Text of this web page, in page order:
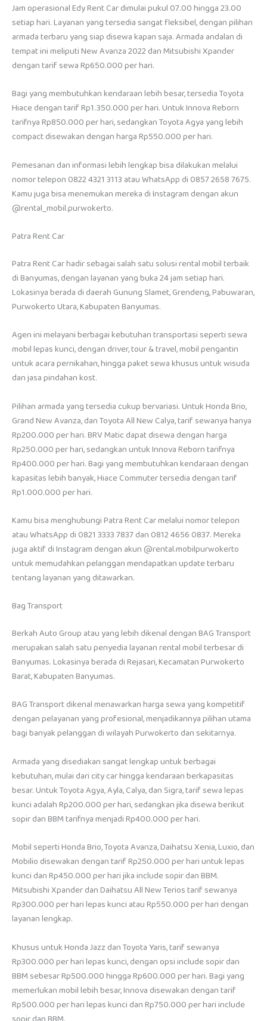
Jam operasional Edy Rent Car dimulai pukul 07.00 hingga 23.00
setiap hari. Layanan yang tersedia sangat fleksibel, dengan pilihan
armada terbaru yang siap disewa kapan saja. Armada andalan di
tempat ini meliputi New Avanza 2022 dan Mitsubishi Xpander
dengan tarif sewa Rp650.000 per hari.
Bagi yang membutuhkan kendaraan lebih besar, tersedia Toyota
Hiace dengan tarif Rp1.350.000 per hari. Untuk Innova Reborn
tarifnya Rp850.000 per hari, sedangkan Toyota Agya yang lebih
compact disewakan dengan harga Rp550.000 per hari.
Pemesanan dan informasi lebih lengkap bisa dilakukan melalui
nomor telepon 0822 4321 3113 atau WhatsApp di 0857 2658 7675.
Kamu juga bisa menemukan mereka di Instagram dengan akun
@rental_mobil.purwokerto.
Patra Rent Car
Patra Rent Car hadir sebagai salah satu solusi rental mobil terbaik
di Banyumas, dengan layanan yang buka 24 jam setiap hari.
Lokasinya berada di daerah Gunung Slamet, Grendeng, Pabuwaran,
Purwokerto Utara, Kabupaten Banyumas.
Agen ini melayani berbagai kebutuhan transportasi seperti sewa
mobil lepas kunci, dengan driver, tour & travel, mobil pengantin
untuk acara pernikahan, hingga paket sewa khusus untuk wisuda
dan jasa pindahan kost.
Pilihan armada yang tersedia cukup bervariasi. Untuk Honda Brio,
Grand New Avanza, dan Toyota All New Calya, tarif sewanya hanya
Rp200.000 per hari. BRV Matic dapat disewa dengan harga
Rp250.000 per hari, sedangkan untuk Innova Reborn tarifnya
Rp400.000 per hari. Bagi yang membutuhkan kendaraan dengan
kapasitas lebih banyak, Hiace Commuter tersedia dengan tarif
Rp1.000.000 per hari.
Kamu bisa menghubungi Patra Rent Car melalui nomor telepon
atau WhatsApp di 0821 3333 7837 dan 0812 4656 0837. Mereka
juga aktif di Instagram dengan akun @rental.mobilpurwokerto
untuk memudahkan pelanggan mendapatkan update terbaru
tentang layanan yang ditawarkan.
Bag Transport
Berkah Auto Group atau yang lebih dikenal dengan BAG Transport
merupakan salah satu penyedia layanan rental mobil terbesar di
Banyumas. Lokasinya berada di Rejasari, Kecamatan Purwokerto
Barat, Kabupaten Banyumas.
BAG Transport dikenal menawarkan harga sewa yang kompetitif
dengan pelayanan yang profesional, menjadikannya pilihan utama
bagi banyak pelanggan di wilayah Purwokerto dan sekitarnya.
Armada yang disediakan sangat lengkap untuk berbagai
kebutuhan, mulai dari city car hingga kendaraan berkapasitas
besar. Untuk Toyota Agya, Ayla, Calya, dan Sigra, tarif sewa lepas
kunci adalah Rp200.000 per hari, sedangkan jika disewa berikut
sopir dan BBM tarifnya menjadi Rp400.000 per hari.
Mobil seperti Honda Brio, Toyota Avanza, Daihatsu Xenia, Luxio, dan
Mobilio disewakan dengan tarif Rp250.000 per hari untuk lepas
kunci dan Rp450.000 per hari jika include sopir dan BBM.
Mitsubishi Xpander dan Daihatsu All New Terios tarif sewanya
Rp300.000 per hari lepas kunci atau Rp550.000 per hari dengan
layanan lengkap.
Khusus untuk Honda Jazz dan Toyota Yaris, tarif sewanya
Rp300.000 per hari lepas kunci, dengan opsi include sopir dan
BBM sebesar Rp500.000 hingga Rp600.000 per hari. Bagi yang
memerlukan mobil lebih besar, Innova disewakan dengan tarif
Rp500.000 per hari lepas kunci dan Rp750.000 per hari include